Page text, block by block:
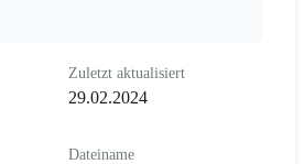
Zuletzt aktualisiert
29.02.2024
Dateiname